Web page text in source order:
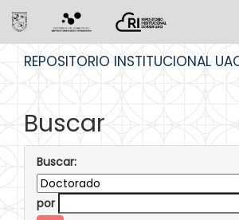
REPOSITORIO INSTITUCIONAL
Buscar
Buscar:
por